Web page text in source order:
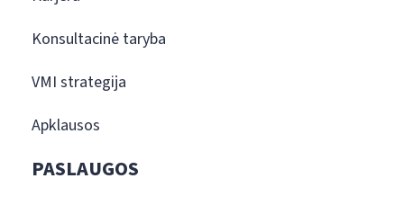
Konsultacinė taryba
VMI strategija
Apklausos
PASLAUGOS